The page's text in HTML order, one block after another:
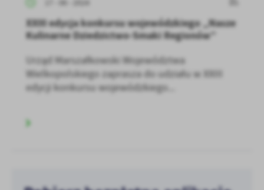
17 - 06 - 2024
XXIII edycja konkursu wojewódzkiego „Nasze
Kulinarne Dziedzictwo-Smaki Regionów”
Urząd Marszałkowski Województwa
Wielkopolskiego zaprasza do udziału w XXIII
edycji konkursu wojewódzkiego...